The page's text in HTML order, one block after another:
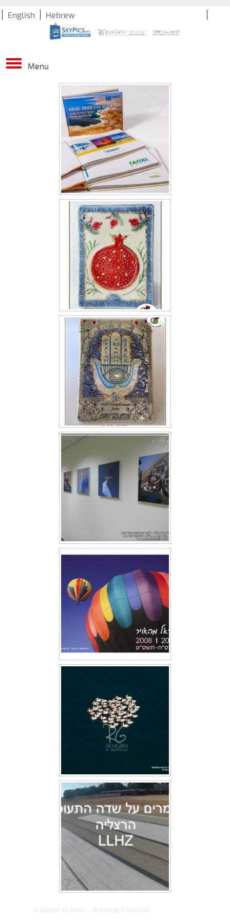
Hebrew
English
Menu
tu página de inicio -- Branding & Services